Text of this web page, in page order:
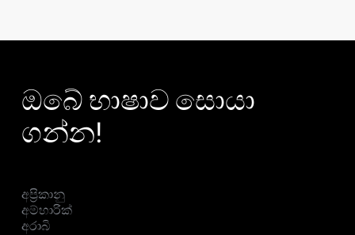
ඔබේ භාෂාව සොයා
ගන්න!
අප්‍රිකානු
අම්හාරික්
අරාබි